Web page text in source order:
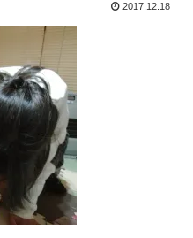
2017.12.18